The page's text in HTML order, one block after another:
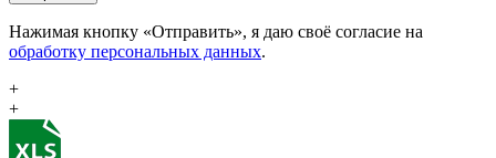
Нажимая кнопку «Отправить», я даю своё согласие на
обработку персональных данных.
+
+